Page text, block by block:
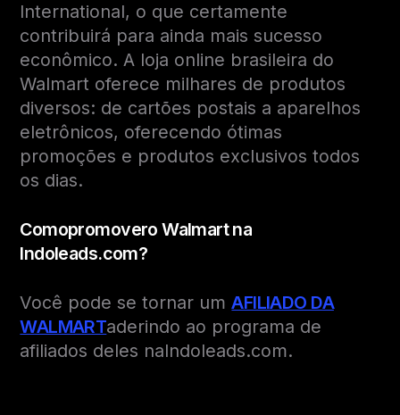
International, o que certamente
contribuirá para ainda mais sucesso
econômico. A loja online brasileira do
Walmart oferece milhares de produtos
diversos: de cartões postais a aparelhos
eletrônicos, oferecendo ótimas
promoções e produtos exclusivos todos
os dias.
ComopromoveroWalmart na
Indoleads.com?
Você pode se tornar umAFILIADO DA
WALMARTaderindo ao programa de
afiliados deles naIndoleads.com.